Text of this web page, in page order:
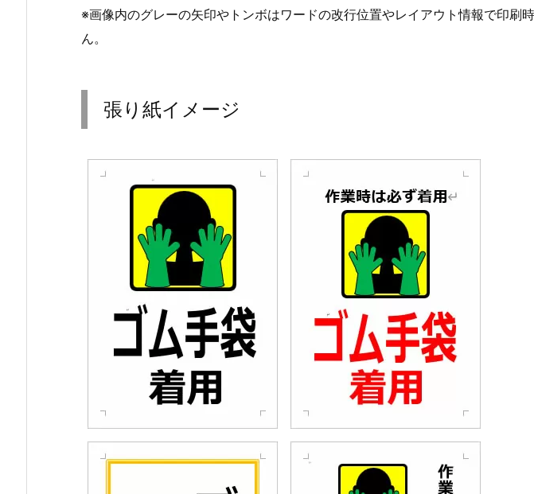
※画像内のグレーの矢印やトンボはワードの改行位置やレイアウト情報で印刷
ん。
張り紙イメージ